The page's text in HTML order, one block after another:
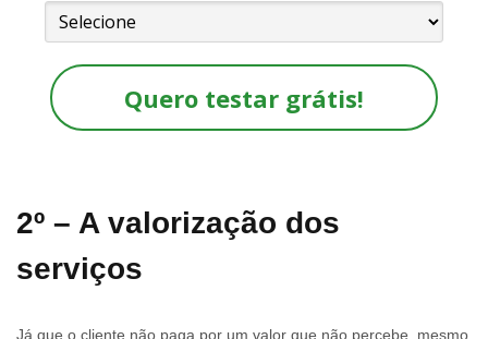
Quero testar grátis!
2º – A valorização dos
serviços
Já que o cliente não paga por um valor que não percebe, mesmo